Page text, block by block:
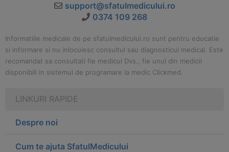
support@sfatulmedicului.ro
0374 109 268
Informatiile medicale de pe sfatulmedicului.ro sunt pentru educatie
si informare si nu inlocuiesc consultul sau diagnosticul medical. Este
recomandat sa consultati fie medicul Dvs., fie unul din medicii
disponibili in sistemul de programare la medic Clickmed.
LINKURI RAPIDE
Despre noi
Cum te ajuta SfatulMedicului